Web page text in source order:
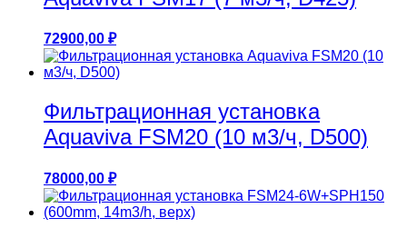
72900,00 ₽
Фильтрационная установка
Aquaviva FSM20 (10 м3/ч, D500)
78000,00 ₽